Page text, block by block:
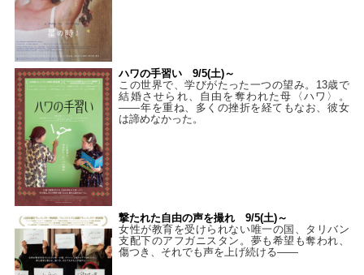
ハワの手習い 9/5(土)～
この世界で、学びがたった一つの望み。13歳で
結婚させられ、自由を奪われた母〈ハワ〉。
——年を重ね、多くの挫折を経てもなお、彼女
は諦めなかった。
撃たれた自由の声を撮れ 9/5(土)～
女性が教育を受けられない唯一の国、タリバン
支配下のアフガニスタン。夢も希望も奪われ、
傷つき、それでも声を上げ続ける——